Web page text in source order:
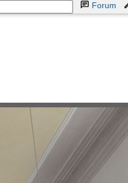
Forum